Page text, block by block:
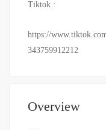
Tiktok :
https://
343759912212
Overview